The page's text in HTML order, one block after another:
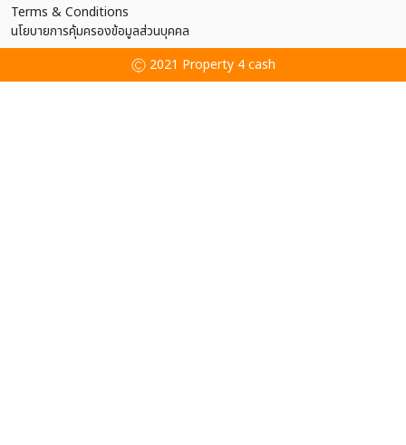
Terms & Conditions
นโยบายการคุ้มครองข้อมูลส่วนบุคคล
2021 Property 4 cash